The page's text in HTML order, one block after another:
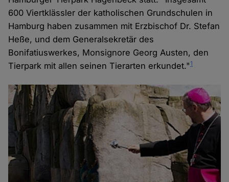
600 Viertklässler der katholischen Grundschulen in
Hamburg haben zusammen mit Erzbischof Dr. Stefan
Heße, und dem Generalsekretär des
Bonifatiuswerkes, Monsignore Georg Austen, den
Tierpark mit allen seinen Tierarten erkundet."1